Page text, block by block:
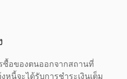
ซื้อของตนออกจากสถานที่
หนี้จะได้รับการชำระเงินเต็ม